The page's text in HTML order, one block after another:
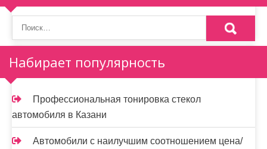
Набирает популярность
Профессиональная тонировка стекол
автомобиля в Казани
Автомобили с наилучшим соотношением цена/